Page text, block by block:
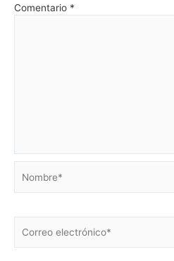
Comentario *
electrónico*